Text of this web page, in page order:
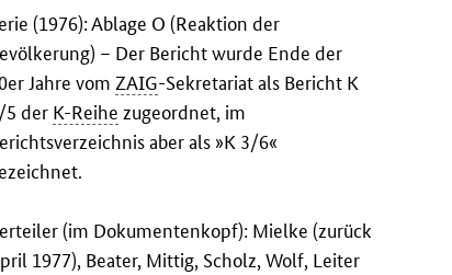
(1976): Ablage O (Reaktion der
– Der Bericht wurde Ende der
Jahre vomZAIG-Sekretariat als Bericht K
5 der K-Reihe zugeordnet, im
aber als »K 3/6«
(im Dokumentenkopf): Mielke (zurück
1977), Beater, Mittig, Scholz, Wolf, Leiter